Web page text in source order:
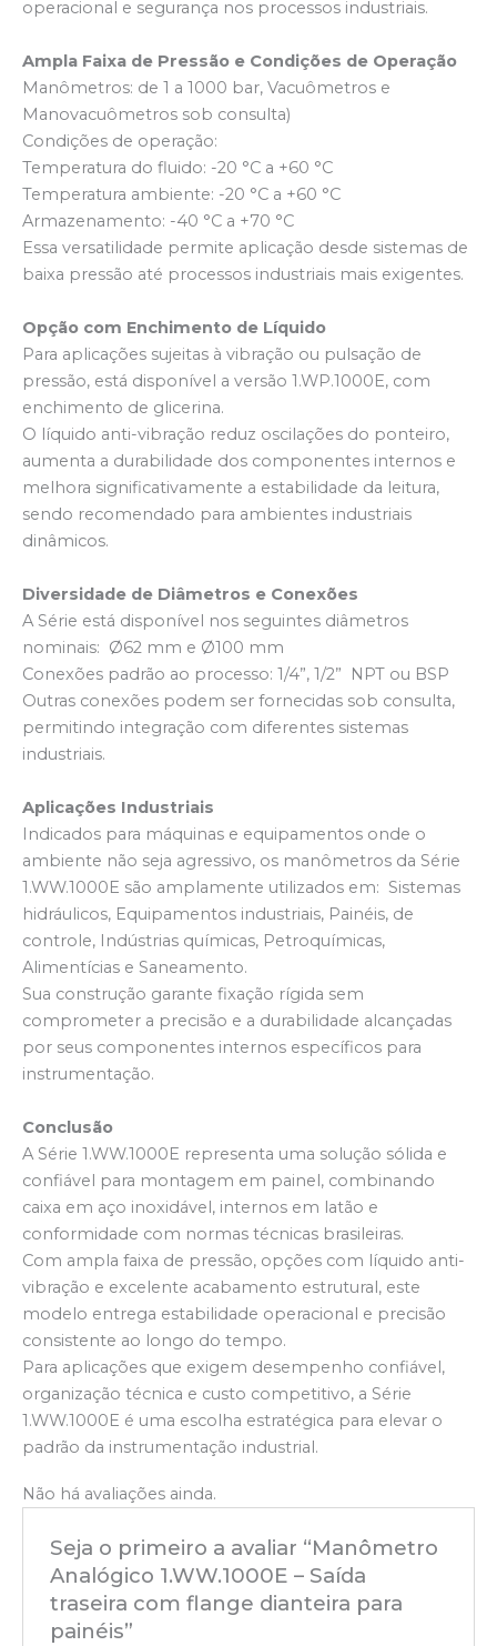
operacional e segurança nos processos industriais.
Ampla Faixa de Pressão e Condições de Operação
Manômetros: de 1 a 1000 bar, Vacuômetros e
Manovacuômetros sob consulta)
Condições de operação:
Temperatura do fluido: -20 °C a +60 °C
Temperatura ambiente: -20 °C a +60 °C
Armazenamento: -40 °C a +70 °C
Essa versatilidade permite aplicação desde sistemas de
baixa pressão até processos industriais mais exigentes.
Opção com Enchimento de Líquido
Para aplicações sujeitas à vibração ou pulsação de
pressão, está disponível a versão 1.WP.1000E, com
enchimento de glicerina.
O líquido anti-vibração reduz oscilações do ponteiro,
aumenta a durabilidade dos componentes internos e
melhora significativamente a estabilidade da leitura,
sendo recomendado para ambientes industriais
dinâmicos.
Diversidade de Diâmetros e Conexões
A Série está disponível nos seguintes diâmetros
nominais: Ø62 mm e Ø100 mm
Conexões padrão ao processo: 1/4”, 1/2” NPT ou BSP
Outras conexões podem ser fornecidas sob consulta,
permitindo integração com diferentes sistemas
industriais.
Aplicações Industriais
Indicados para máquinas e equipamentos onde o
ambiente não seja agressivo, os manômetros da Série
1.WW.1000E são amplamente utilizados em: Sistemas
hidráulicos, Equipamentos industriais, Painéis, de
controle, Indústrias químicas, Petroquímicas,
Alimentícias e Saneamento.
Sua construção garante fixação rígida sem
comprometer a precisão e a durabilidade alcançadas
por seus componentes internos específicos para
instrumentação.
Conclusão
A Série 1.WW.1000E representa uma solução sólida e
confiável para montagem em painel, combinando
caixa em aço inoxidável, internos em latão e
conformidade com normas técnicas brasileiras.
Com ampla faixa de pressão, opções com líquido anti-
vibração e excelente acabamento estrutural, este
modelo entrega estabilidade operacional e precisão
consistente ao longo do tempo.
Para aplicações que exigem desempenho confiável,
organização técnica e custo competitivo, a Série
1.WW.1000E é uma escolha estratégica para elevar o
padrão da instrumentação industrial.
Não há avaliações ainda.
Seja o primeiro a avaliar “Manômetro
Analógico 1.WW.1000E – Saída
traseira com flange dianteira para
painéis”